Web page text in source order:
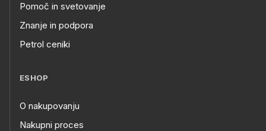
Pomoč in svetovanje
Znanje in podpora
Petrol ceniki
ESHOP
O nakupovanju
Nakupni proces